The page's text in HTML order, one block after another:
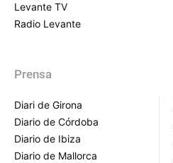
Levante TV
Radio Levante
Prensa
Diari de Girona
Diario de Córdoba
Diario de Ibiza
Diario de Mallorca